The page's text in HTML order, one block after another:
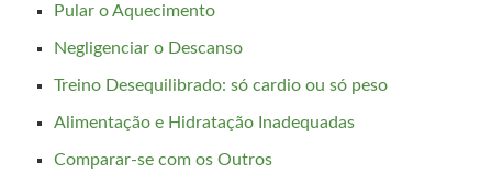
Pular o Aquecimento
Negligenciar o Descanso
Treino Desequilibrado: só cardio ou só peso
Alimentação e Hidratação Inadequadas
Comparar-se com os Outros